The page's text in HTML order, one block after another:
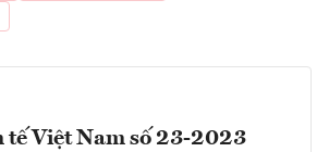
tế Việt Nam số 23-2023